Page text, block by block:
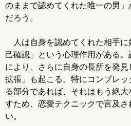
のままで認めてくれた唯一の男」
だろう。
人は自身を認めてくれた相手に
己確認」という心理作用がある。
により、さらに自身の長所を発見
拡張」も起こる。特にコンプレッ
る部分であれば、それはもう絶大
すため、恋愛テクニックで言及さ
い。